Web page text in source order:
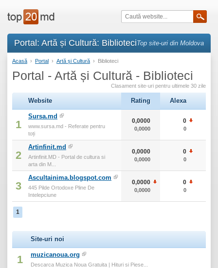
Portal: Artă și Cultură: BiblioteciTop site-uri din Moldova
Acasă › Portal › Artă și Cultură › Biblioteci
Portal - Artă și Cultură - Biblioteci
Clasament site-uri pentru ultimele 30 zile
Website Rating Alexa
1
Sursa.md
www.sursa.md - Referate pentru
toți
0,0000
0,0000
0
0
2
Artinfinit.md
Artinfinit.MD - Portal de cultura si
arta din M...
0,0000
0,0000
0
0
3
Ascultainima.blogspot.com
445 Pilde Ortodoxe Pline De
Intelepciune
0,0000
0,0000
0
0
1
Site-uri noi
1 muzicanoua.org
Descarca Muzica Noua Gratuita | Hituri si Piese...